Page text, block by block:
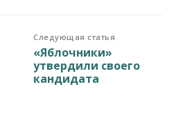
Следующая статья
«Яблочники»
утвердили своего
кандидата